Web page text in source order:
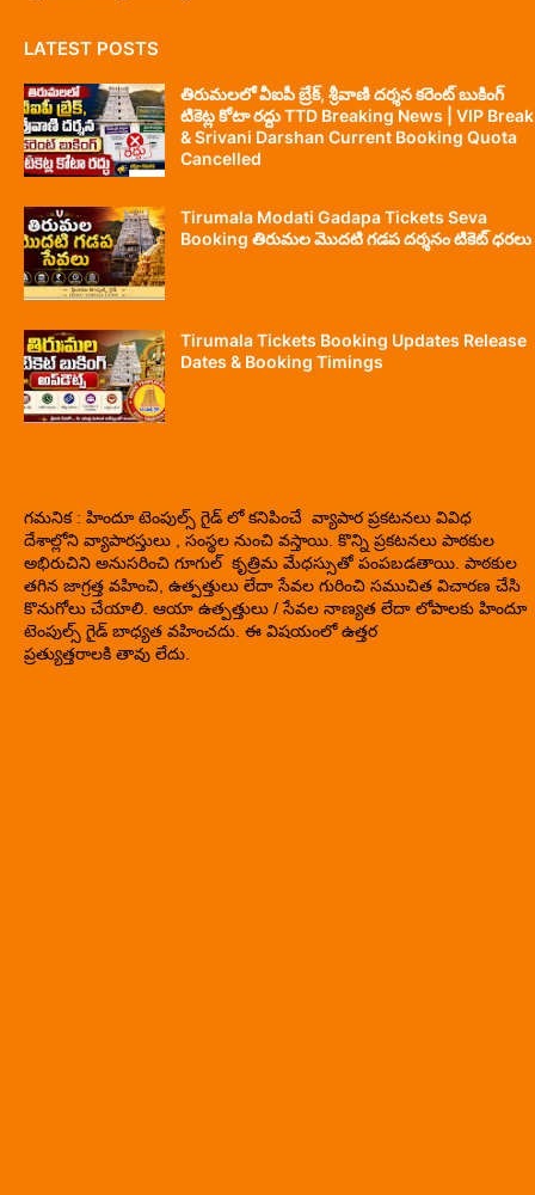
LATEST POSTS
తిరుమలలో వీఐపీ బ్రేక్, శ్రీవాణి దర్శన కరెంట్ బుకింగ్
టికెట్ల కోటా రద్దు TTD Breaking News | VIP Break
& Srivani Darshan Current Booking Quota
Cancelled
Tirumala Modati Gadapa Tickets Seva
Booking తిరుమల మొదటి గడప దర్శనం టికెట్ ధరలు
Tirumala Tickets Booking Updates Release
Dates & Booking Timings
గమనిక : హిందూ టెంపుల్స్ గైడ్ లో కనిపించే వ్యాపార ప్రకటనలు వివిధ
దేశాల్లోని వ్యాపారస్తులు , సంస్థల నుంచి వస్తాయి. కొన్ని ప్రకటనలు పాఠకుల
అభిరుచిని అనుసరించి గూగుల్ కృత్రిమ మేధస్సుతో పంపబడతాయి. పాఠకుల
తగిన జాగ్రత్త వహించి, ఉత్పత్తులు లేదా సేవల గురించి సముచిత విచారణ చేసి
కొనుగోలు చేయాలి. ఆయా ఉత్పత్తులు / సేవల నాణ్యత లేదా లోపాలకు హిందూ
టెంపుల్స్ గైడ్ బాధ్యత వహించదు. ఈ విషయంలో ఉత్తర
ప్రత్యుత్తరాలకి తావు లేదు.